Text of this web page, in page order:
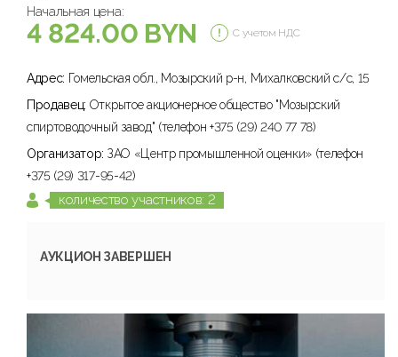
Начальная цена:
4 824.00 BYN С учетом НДС
Адрес: Гомельская обл., Мозырский р-н, Михалковский с/с, 15
Продавец: Открытое акционерное общество "Мозырский
спиртоводочный завод" (телефон +375 (29) 240 77 78)
Организатор: ЗАО «Центр промышленной оценки» (телефон
+375 (29) 317-95-42)
количество участников: 2
АУКЦИОН ЗАВЕРШЕН